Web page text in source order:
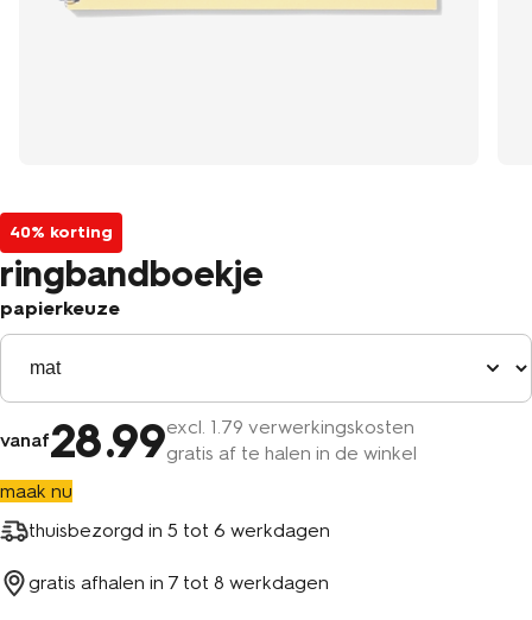
40% korting
ringbandboekje
papierkeuze
vanaf28.99excl. 1 .79 verwerkingskosten
gratis af te halen in de winkel
maak nu
thuisbezorgd in 5 tot 6 werkdagen
gratis afhalen in 7 tot 8 werkdagen